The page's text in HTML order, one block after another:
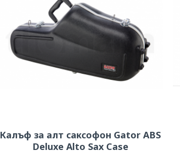
Калъф за алт саксофон Gator ABS
Deluxe Alto Sax Case